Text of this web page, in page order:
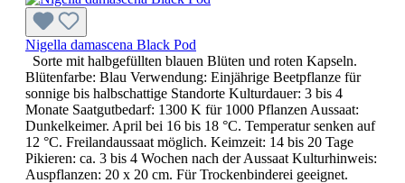
Nigella damascena Black Pod
Sorte mit halbgefüllten blauen Blüten und roten Kapseln.
Blütenfarbe: Blau Verwendung: Einjährige Beetpflanze für
sonnige bis halbschattige Standorte Kulturdauer: 3 bis 4
Monate Saatgutbedarf: 1300 K für 1000 Pflanzen Aussaat:
Dunkelkeimer. April bei 16 bis 18 °C. Temperatur senken auf
12 °C. Freilandaussaat möglich. Keimzeit: 14 bis 20 Tage
Pikieren: ca. 3 bis 4 Wochen nach der Aussaat Kulturhinweis:
Auspflanzen: 20 x 20 cm. Für Trockenbinderei geeignet.